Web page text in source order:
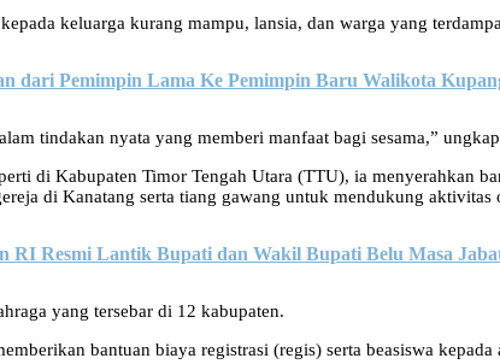
keluarga kurang mampu, lansia, dan warga yang
dari Pemimpin Lama Ke Pemimpin Baru Walikota
tindakan nyata yang memberi manfaat bagi sesama,” ungkap
di Kabupaten Timor Tengah Utara (TTU), ia menyerahkan
di Kanatang serta tiang gawang untuk mendukung aktivitas
Resmi Lantik Bupati dan Wakil Bupati Belu Masa
yang tersebar di 12 kabupaten.
bantuan biaya registrasi (regis) serta beasiswa